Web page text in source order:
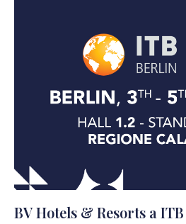
BV Hotels & Resorts a